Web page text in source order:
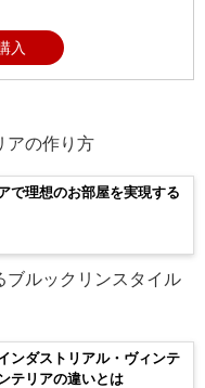
入
アの作り方
で理想のお部屋を実現する
ルックリンスタイル
ンダストリアル・ヴィンテ
テリアの違いとは